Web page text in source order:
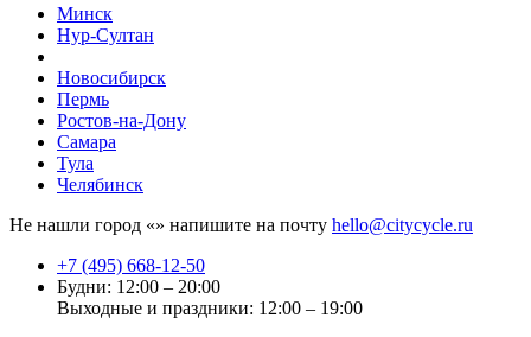
Минск
Нур-Султан
Новосибирск
Пермь
Ростов-на-Дону
Самара
Тула
Челябинск
Не нашли город «» напишите на почту hello@citycycle.ru
+7 (495) 668-12-50
Будни: 12:00 – 20:00
Выходные и праздники: 12:00 – 19:00